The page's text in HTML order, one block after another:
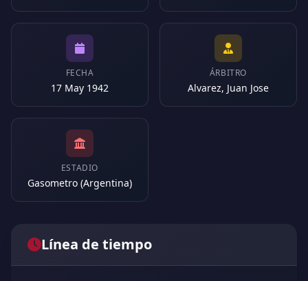
FECHA
17 May 1942
ÁRBITRO
Alvarez, Juan Jose
ESTADIO
Gasometro (Argentina)
Línea de tiempo